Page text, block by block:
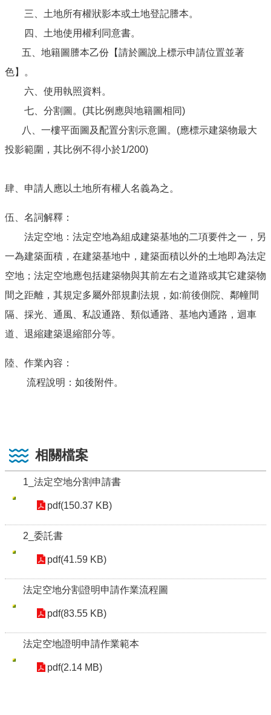
三、土地所有權狀影本或土地登記謄本。
四、土地使用權利同意書。
五、地籍圖謄本乙份【請於圖說上標示申請位置並著
色】。
六、使用執照資料。
七、分割圖。(其比例應與地籍圖相同)
八、一樓平面圖及配置分割示意圖。(應標示建築物最大
投影範圍，其比例不得小於1/200)
肆、申請人應以土地所有權人名義為之。
伍、名詞解釋：
法定空地：法定空地為組成建築基地的二項要件之一，另
一為建築面積，在建築基地中，建築面積以外的土地即為法定
空地；法定空地應包括建築物與其前左右之道路或其它建築物
間之距離，其規定多屬外部規劃法規，如:前後側院、鄰幢間
隔、採光、通風、私設通路、類似通路、基地內通路，迴車
道、退縮建築退縮部分等。
陸、作業內容：
流程說明：如後附件。
相關檔案
1_法定空地分割申請書
pdf(150.37 KB)
2_委託書
pdf(41.59 KB)
法定空地分割證明申請作業流程圖
pdf(83.55 KB)
法定空地證明申請作業範本
pdf(2.14 MB)